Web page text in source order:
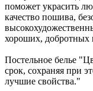
поможет украсить
качество пошива,
хороших, добротных
Постельное белье
срок, сохраняя при
лучшие свойства."